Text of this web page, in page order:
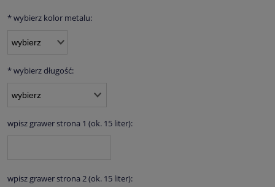
*wybierz kolor metalu:
*wybierz długość:
wpisz grawer strona 1 (ok. 15 liter):
wpisz grawer strona 2 (ok. 15 liter):